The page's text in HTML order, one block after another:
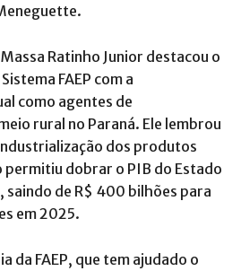
Ratinho Junior destacou o
FAEP com a
como agentes de
rural no Paraná. Ele lembrou
dos produtos
permitiu dobrar o PIB do Estado
saindo de R$ 400 bilhões para
em 2025.
da FAEP, que tem ajudado o